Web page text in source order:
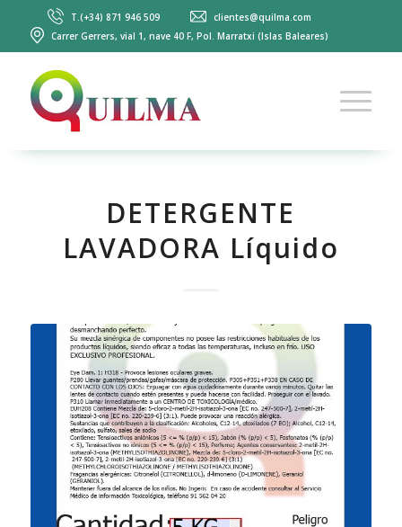
T.(+34) 871 946 509
clientes@quilma.com
Carrer Gerrers, vial 1, nave 40 F, Pol. Marratxi (Islas Baleares)
DETERGENTE
LAVADORA Líquido